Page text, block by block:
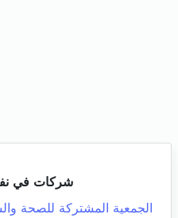
شركات في
الجمعية المشتركة للصحة